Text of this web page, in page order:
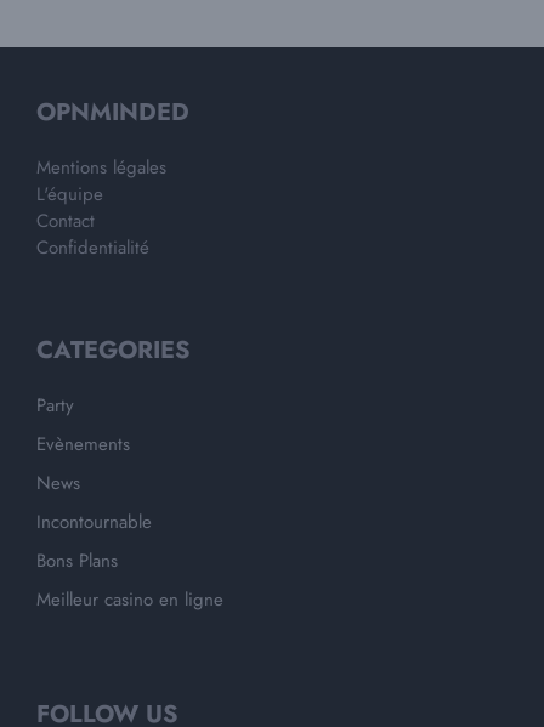
OPNMINDED
Mentions légales
L'équipe
Contact
Confidentialité
CATEGORIES
Party
Evènements
News
Incontournable
Bons Plans
Meilleur casino en ligne
FOLLOW US